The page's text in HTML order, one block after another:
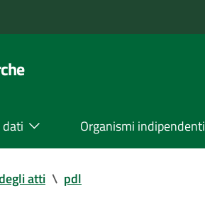
dati Organismi indipendenti
atti \ pdl